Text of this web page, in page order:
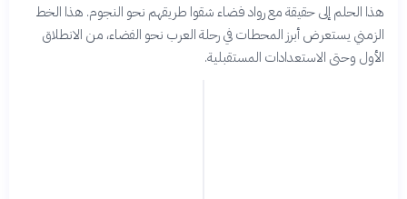
هذا الحلم إلى حقيقة مع رواد فضاء شقوا طريقهم نحو النجوم. هذا الخط
الزمني يستعرض أبرز المحطات في رحلة العرب نحو الفضاء، من الانطلاق
الأول وحتى الاستعدادات المستقبلية.